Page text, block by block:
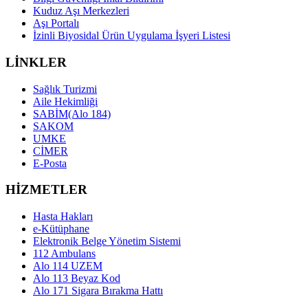
Kuduz Aşı Merkezleri
Aşı Portalı
İzinli Biyosidal Ürün Uygulama İşyeri Listesi
LİNKLER
Sağlık Turizmi
Aile Hekimliği
SABİM(Alo 184)
SAKOM
UMKE
CİMER
E-Posta
HİZMETLER
Hasta Hakları
e-Kütüphane
Elektronik Belge Yönetim Sistemi
112 Ambulans
Alo 114 UZEM
Alo 113 Beyaz Kod
Alo 171 Sigara Bırakma Hattı